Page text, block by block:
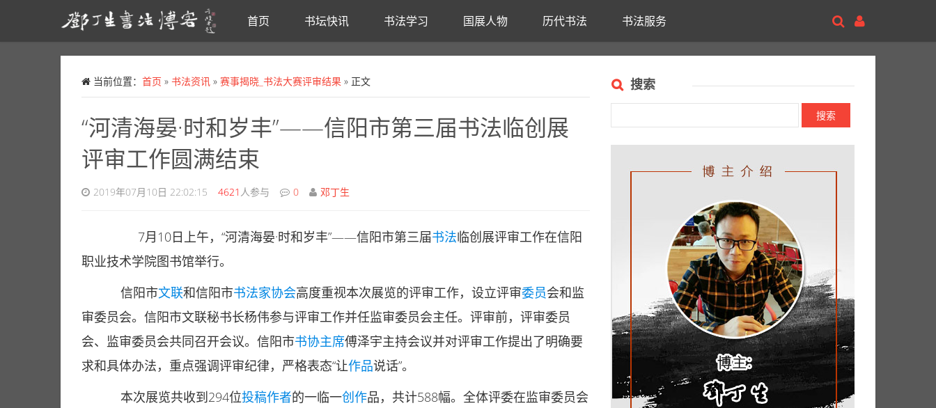
首页 书坛快讯 书法学习 国展人物 历代书法 书法服务
当前位置： 首页 » 书法资讯 » 赛事揭晓_书法大赛评审结果 » 正文
“河清海晏·时和岁丰”——信阳市第三届书法临创展
评审工作圆满结束
2019年07月10日 22:02:15 4621 人参与 0 邓丁生
7月10日上午，“河清海晏·时和岁丰”——信阳市第三届书法临创展评审工作在信阳
职业技术学院图书馆举行。
信阳市文联和信阳市书法家协会高度重视本次展览的评审工作，设立评审委员会和监
审委员会。信阳市文联秘书长杨伟参与评审工作并任监审委员会主任。评审前，评审委员
会、监审委员会共同召开会议。信阳市书协主席傅泽宇主持会议并对评审工作提出了明确要
求和具体办法，重点强调评审纪律，严格表态“让作品说话”。
本次展览共收到294位投稿作者的一临一创作品，共计588幅。全体评委在监审委员会
搜索